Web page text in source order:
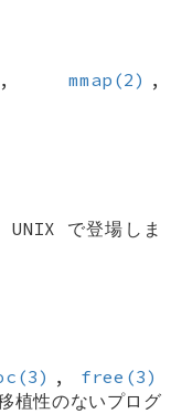
, mmap(2) ,
で登場しま
,
free(3)
植性のないプログ